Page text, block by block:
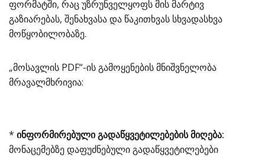
ფორმატში, რაც უზრუნველყოფს მის მარტივ
გაზიარებას, შენახვასა და წაკითხვას სხვადასხვა
მოწყობილობაზე.
„მოსავლის PDF“-ის გამოყენების მნიშვნელობა
მრავალმხრივია:
* ინფორმირებული გადაწყვეტილებების მიღება:
მონაცემებზე დაფუძნებული გადაწყვეტილებები